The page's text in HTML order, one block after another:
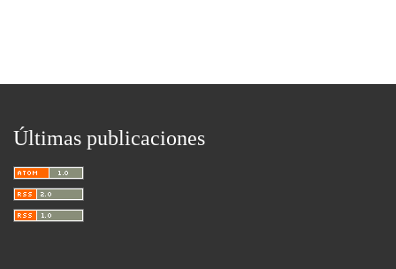
Últimas publicaciones